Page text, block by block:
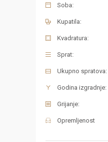
Soba:
Kupatila:
Kvadratura:
Sprat:
Ukupno spratova:
Godina izgradnje:
Grijanje:
Opremljenost